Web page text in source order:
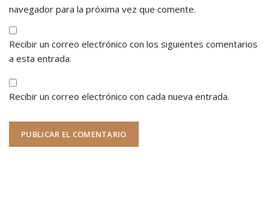
navegador para la próxima vez que comente.
Recibir un correo electrónico con los siguientes comentarios
a esta entrada.
Recibir un correo electrónico con cada nueva entrada.